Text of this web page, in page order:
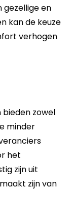
gezellige en
kan de keuze
verhogen
bieden zowel
minder
het
zijn uit
zijn van